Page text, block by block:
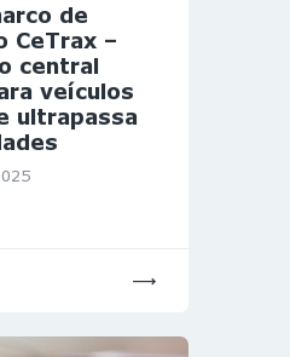
de
CeTrax –
central
veículos
ultrapassa